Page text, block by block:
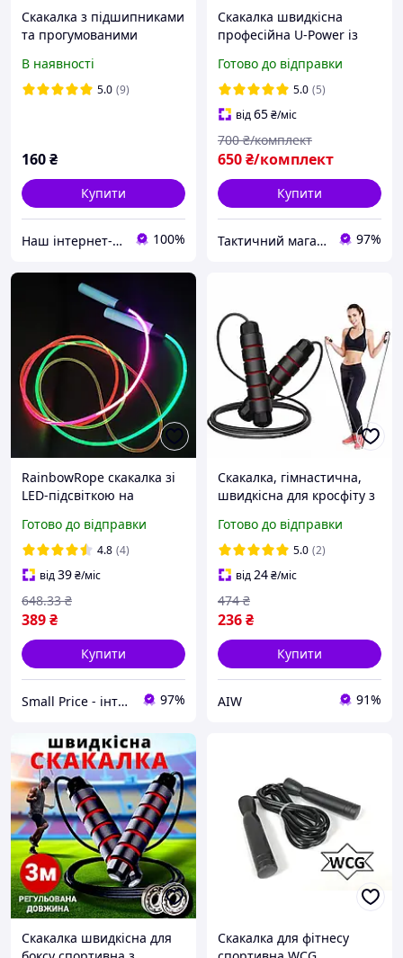
Скакалка з підшипниками
та прогумованими
В наявності
5.0 (9)
160₴
Купити
Наш інтернет-магазин: sports-people.com.ua 100%
Скакалка швидкісна
професійна U-Power із
Готово до відправки
5.0 (5)
від65₴/міс
650₴/комплект
700 ₴/комплект
Купити
Тактичний магазин 97%
RainbowRope скакалка зі
LED-підсвіткою на
Готово до відправки
4.8 (4)
від39₴/міс
389₴
648.33 ₴
Купити
Small Price - інтернет-магазин товарів для дому 97%
Скакалка, гімнастична,
швидкісна для кросфіту з
трос довжина 3 м,
червона Люкс качество!+
Готово до відправки
5.0 (2)
від24₴/міс
236₴
474 ₴
Купити
AIW 91%
Скакалка швидкісна для
Скакалка для фітнесу